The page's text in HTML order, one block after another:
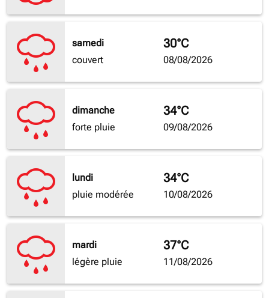
samedi
couvert
30°C
08/08/2026
dimanche
forte pluie
34°C
09/08/2026
lundi
pluie modérée
34°C
10/08/2026
mardi
légère pluie
37°C
11/08/2026